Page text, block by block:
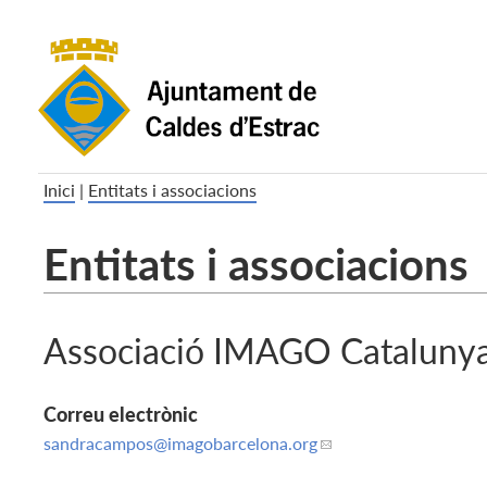
Inici | Entitats i associacions
Entitats i associacions
Associació IMAGO
Correu electrònic
sandracampos@imagobarcelona.org